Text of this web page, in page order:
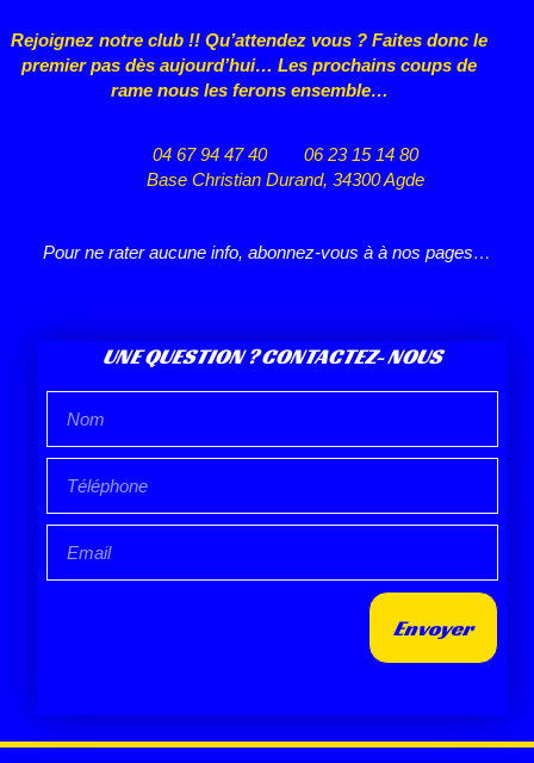
Rejoignez notre club !! Qu’attendez vous ? Faites donc le
premier pas dès aujourd’hui… Les prochains coups de
rame nous les ferons ensemble…
04 67 94 47 40
06 23 15 14 80
Base Christian Durand, 34300 Agde
Pour ne rater aucune info, abonnez-vous à à nos pages…
UNE QUESTION ? CONTACTEZ- NOUS
Envoyer